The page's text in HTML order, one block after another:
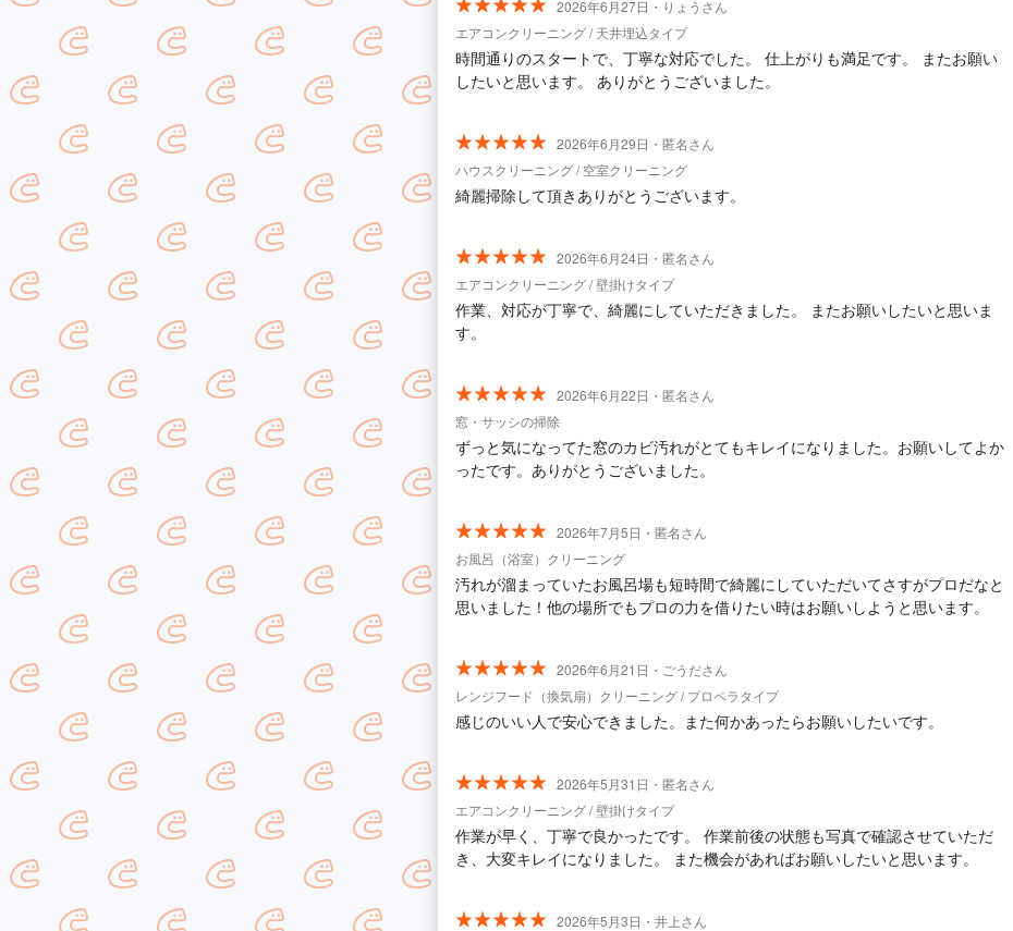
2026年6月27日・りょうさん
エアコンクリーニング / 天井埋込タイプ
時間通りのスタートで、丁寧な対応でした。 仕上がりも満足です。 またお願い
したいと思います。 ありがとうございました。
2026年6月29日・匿名さん
ハウスクリーニング / 空室クリーニング
綺麗掃除して頂きありがとうございます。
2026年6月24日・匿名さん
エアコンクリーニング / 壁掛けタイプ
作業、対応が丁寧で、綺麗にしていただきました。 またお願いしたいと思いま
す。
2026年6月22日・匿名さん
窓・サッシの掃除
ずっと気になってた窓のカビ汚れがとてもキレイになりました。お願いしてよか
ったです。ありがとうございました。
2026年7月5日・匿名さん
お風呂（浴室）クリーニング
汚れが溜まっていたお風呂場も短時間で綺麗にしていただいてさすがプロだなと
思いました！他の場所でもプロの力を借りたい時はお願いしようと思います。
2026年6月21日・ごうださん
レンジフード（換気扇）クリーニング / プロペラタイプ
感じのいい人で安心できました。また何かあったらお願いしたいです。
2026年5月31日・匿名さん
エアコンクリーニング / 壁掛けタイプ
作業が早く、丁寧で良かったです。 作業前後の状態も写真で確認させていただ
き、大変キレイになりました。 また機会があればお願いしたいと思います。
2026年5月3日・井上さん